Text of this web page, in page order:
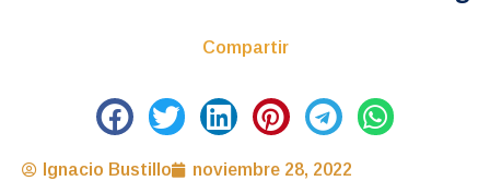
Compartir
Ignacio Bustillo noviembre 28, 2022